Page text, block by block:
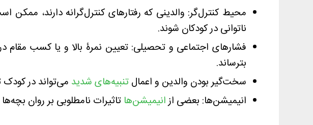
محیط کنترل‌گر: والدینی که رفتارهای کنترل‌گرانه دارند، ممکن
ناتوانی در کودکان شوند.
فشارهای اجتماعی و تحصیلی: تعیین نمرۀ بالا و یا کسب مقام
بترساند.
سخت‌گیر بودن والدین و اعمالتنبیه‌های شدید می‌تواند در
انیمیشن‌ها: بعضی ازانیمیشن‌هاتاثیرات نامطلوبی بر روان